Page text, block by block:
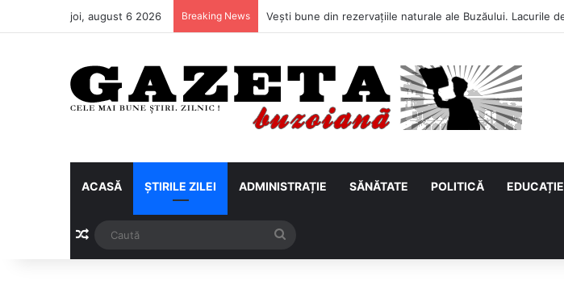
joi, august 6 2026 Breaking News
ACASĂ ȘTIRILE ZILEI ADMINISTRAȚIE SĂNĂTATE POLITICĂ EDUCAȚIE
Articol aleatoriu